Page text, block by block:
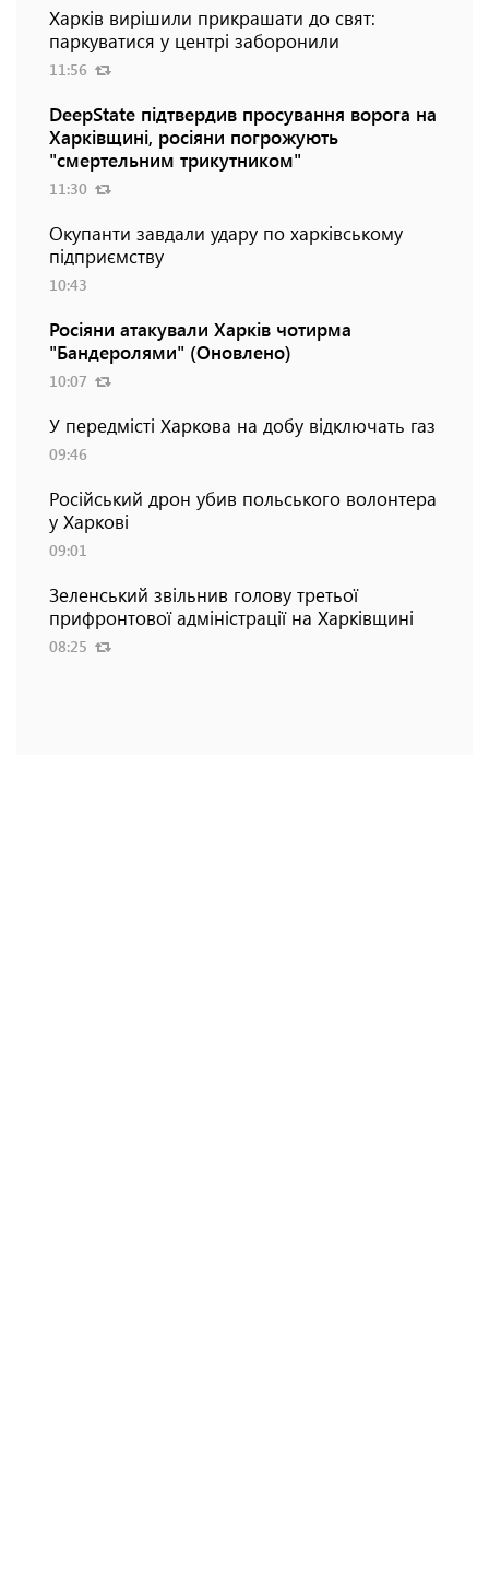
Харків вирішили прикрашати до свят:
паркуватися у центрі заборонили
11:56
DeepState підтвердив просування ворога на
Харківщині, росіяни погрожують
"смертельним трикутником"
11:30
Окупанти завдали удару по харківському
підприємству
10:43
Росіяни атакували Харків чотирма
"Бандеролями" (Оновлено)
10:07
У передмісті Харкова на добу відключать газ
09:46
Російський дрон убив польського волонтера
у Харкові
09:01
Зеленський звільнив голову третьої
прифронтової адміністрації на Харківщині
08:25